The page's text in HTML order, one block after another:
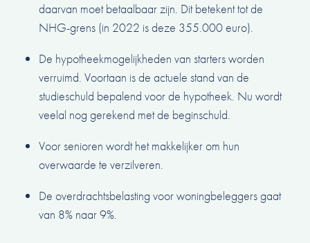
daarvan moet betaalbaar zijn. Dit betekent tot de
NHG-grens (in 2022 is deze 355.000 euro).
De hypotheekmogelijkheden van starters worden
verruimd. Voortaan is de actuele stand van de
studieschuld bepalend voor de hypotheek. Nu wordt
veelal nog gerekend met de beginschuld.
Voor senioren wordt het makkelijker om hun
overwaarde te verzilveren.
De overdrachtsbelasting voor woningbeleggers gaat
van 8% naar 9%.